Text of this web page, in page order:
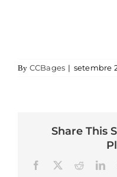
By CCBages | setembre
Share This
FacebookReddit